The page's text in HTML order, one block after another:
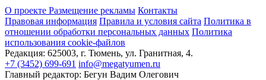
О проекте Размещение рекламы Контакты
Правовая информация Правила и условия сайта Политика в
отношении обработки персональных данных Политика
использования cookie-файлов
Редакция: 625003, г. Тюмень, ул. Гранитная, 4.
+7 (3452) 699-691 info@megatyumen.ru
Главный редактор: Бегун Вадим Олегович